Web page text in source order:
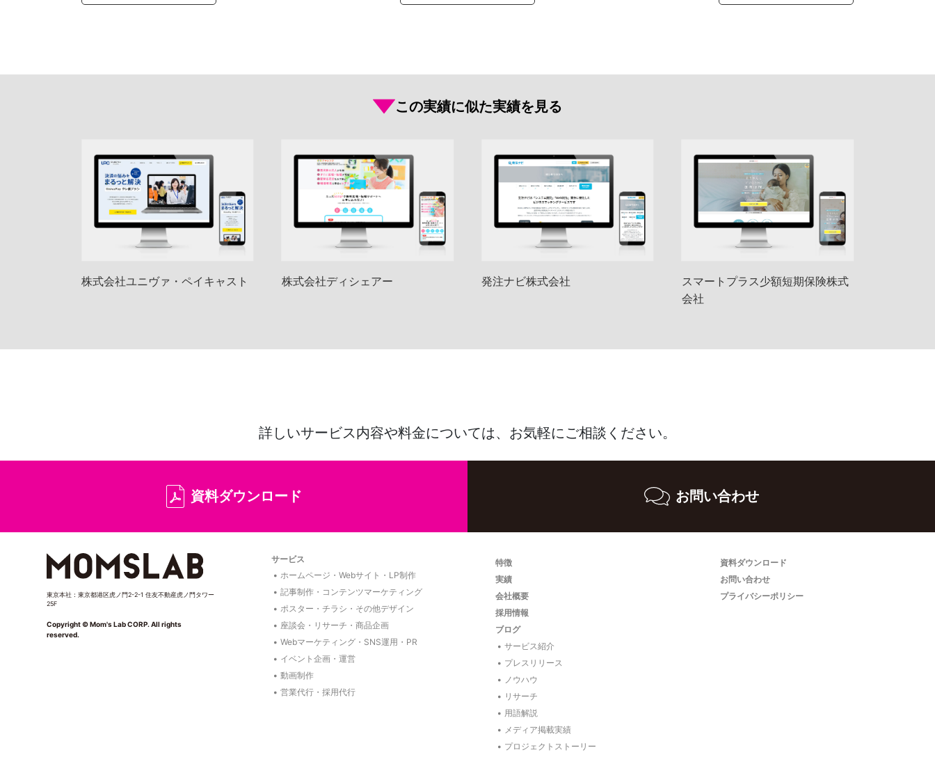
この実績に似た実績を見る
株式会社ユニヴァ・ペイキャスト 株式会社ディシェアー 発注ナビ株式会社
スマートプラス少額短期保険株式
会社
詳しいサービス内容や料金については、 お気軽にご相談ください。
資料ダウンロード お問い合わせ
東京本社：東京都港区虎ノ門2-2-1 住友不動産虎ノ門タワー
25F
Copyright © Mom's Lab CORP. All rights
reserved.
サービス
ホームページ・Webサイト・LP制作
記事制作・コンテンツマーケティング
ポスター・チラシ・その他デザイン
座談会・リサーチ・商品企画
Webマーケティング・SNS運用・PR
イベント企画・運営
動画制作
営業代行・採用代行
特徴
実績
会社概要
採用情報
ブログ
サービス紹介
プレスリリース
ノウハウ
リサーチ
用語解説
メディア掲載実績
プロジェクトストーリー
資料ダウンロード
お問い合わせ
プライバシーポリシー